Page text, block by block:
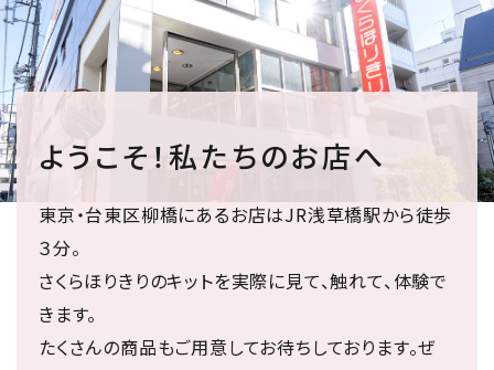
ようこそ！私たちのお店へ
東京・台東区柳橋にあるお店はJR浅草橋駅から徒歩
３分。
さくらほりきりのキットを実際に見て、触れて、体験で
きます。
たくさんの商品もご用意してお待ちしております。ぜ